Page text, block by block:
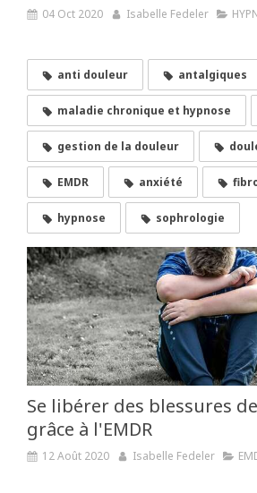
04 Oct 2020 Isabelle Fedeler
anti douleur antalgiques
maladie chronique et hypnose
gestion de la douleur
EMDR anxiété
hypnose sophrologie
Se libérer des blessures
grâce à l'EMDR
12 Août 2020 Isabelle Fedeler